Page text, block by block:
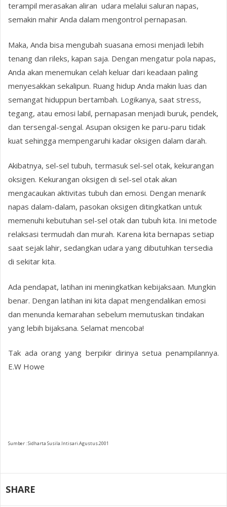
terampil merasakan aliran udara melalui saluran napas,
semakin mahir Anda dalam mengontrol pernapasan.
Maka, Anda bisa mengubah suasana emosi menjadi lebih
tenang dan rileks, kapan saja. Dengan mengatur pola napas,
Anda akan menemukan celah keluar dari keadaan paling
menyesakkan sekalipun. Ruang hidup Anda makin luas dan
semangat hiduppun bertambah. Logikanya, saat stress,
tegang, atau emosi labil, pernapasan menjadi buruk, pendek,
dan tersengal-sengal. Asupan oksigen ke paru-paru tidak
kuat sehingga mempengaruhi kadar oksigen dalam darah.
Akibatnya, sel-sel tubuh, termasuk sel-sel otak, kekurangan
oksigen. Kekurangan oksigen di sel-sel otak akan
mengacaukan aktivitas tubuh dan emosi. Dengan menarik
napas dalam-dalam, pasokan oksigen ditingkatkan untuk
memenuhi kebutuhan sel-sel otak dan tubuh kita. Ini metode
relaksasi termudah dan murah. Karena kita bernapas setiap
saat sejak lahir, sedangkan udara yang dibutuhkan tersedia
di sekitar kita.
Ada pendapat, latihan ini meningkatkan kebijaksaan. Mungkin
benar. Dengan latihan ini kita dapat mengendalikan emosi
dan menunda kemarahan sebelum memutuskan tindakan
yang lebih bijaksana. Selamat mencoba!
Tak ada orang yang berpikir dirinya setua penampilannya.
E.W Howe
Sumber : Sidharta Susila.Intisari.Agustus.2001
SHARE